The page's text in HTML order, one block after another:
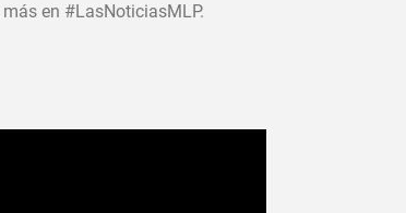
en #LasNoticiasMLP.